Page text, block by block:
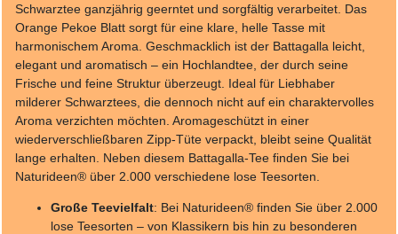
Schwarztee ganzjährig geerntet und sorgfältig verarbeitet. Das
Orange Pekoe Blatt sorgt für eine klare, helle Tasse mit
harmonischem Aroma. Geschmacklich ist der Battagalla leicht,
elegant und aromatisch – ein Hochlandtee, der durch seine
Frische und feine Struktur überzeugt. Ideal für Liebhaber
milderer Schwarztees, die dennoch nicht auf ein charaktervolles
Aroma verzichten möchten. Aromageschützt in einer
wiederverschließbaren Zipp-Tüte verpackt, bleibt seine Qualität
lange erhalten. Neben diesem Battagalla-Tee finden Sie bei
Naturideen® über 2.000 verschiedene lose Teesorten.
Große Teevielfalt: Bei Naturideen® finden Sie über 2.000
lose Teesorten – von Klassikern bis hin zu besonderen